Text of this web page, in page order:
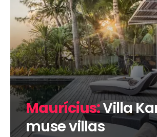
Maurícius:Villa
muse villas